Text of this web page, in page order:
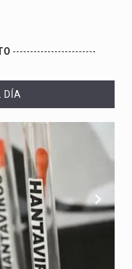
------------------------
DÍA